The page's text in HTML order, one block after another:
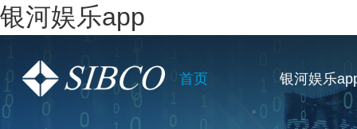
银河娱乐app
首页 银河娱乐